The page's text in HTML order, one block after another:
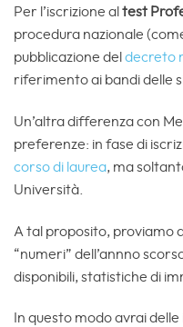
Per l’iscrizione al test
procedura nazionale
pubblicazione del decreto
riferimento ai bandi delle
Un’altra differenza con
preferenze: in fase di
corso di laurea, ma
Università.
A tal proposito, proviamo
“numeri” dell’annno
disponibili, statistiche di
In questo modo avrai